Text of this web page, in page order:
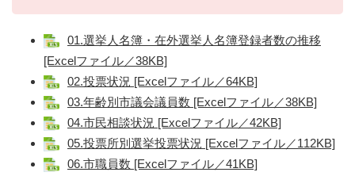
01.選挙人名簿・在外選挙人名簿登録者数の推移
[Excelファイル／38KB]
02.投票状況 [Excelファイル／64KB]
03.年齢別市議会議員数 [Excelファイル／38KB]
04.市民相談状況 [Excelファイル／42KB]
05.投票所別選挙投票状況 [Excelファイル／112KB]
06.市職員数 [Excelファイル／41KB]